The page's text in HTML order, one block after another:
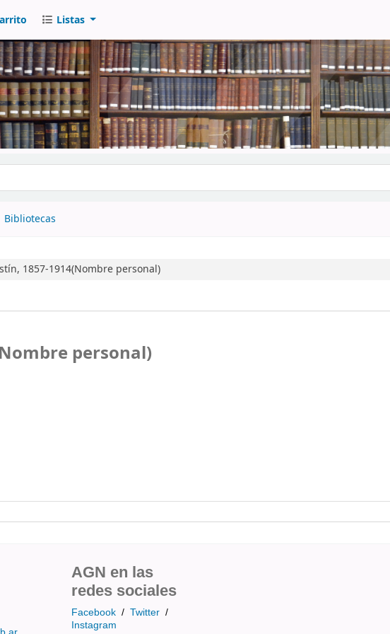
Listas
Bibliotecas
1857-1914(Nombre personal)
personal)
AGN en las
redes sociales
Facebook / Twitter /
Instagram